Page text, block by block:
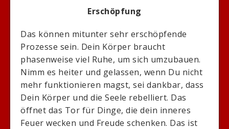
Erschöpfung
Das können mitunter sehr erschöpfende
Prozesse sein. Dein Körper braucht
phasenweise viel Ruhe, um sich umzubauen.
Nimm es heiter und gelassen, wenn Du nicht
mehr funktionieren magst, sei dankbar, dass
Dein Körper und die Seele rebelliert. Das
öffnet das Tor für Dinge, die dein inneres
Feuer wecken und Freude schenken. Das ist